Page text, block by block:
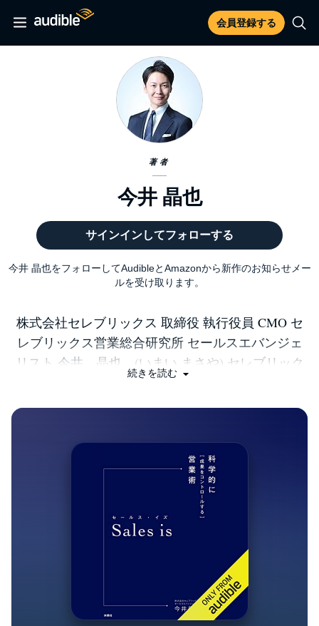
会員登録する
著者
今井 晶也
サインインしてフォローする
今井 晶也をフォローしてAudibleとAmazonから新作のお知らせメー
ルを受け取ります。
株式会社セレブリックス 取締役 執行役員 CMO セ
レブリックス営業総合研究所 セールスエバンジェ
リスト 今井 晶也 (いまい まさや) セレブリック
ス営業総合研究所の所長兼セールスエバンジェリス
果をコントロールする」営業術』、『お客様が教え
てくれた「されたい」営業』、『The Intelligent
Sales～AIを活用した最速・最良でクリエイティブな
営業プロセス～』などがあり、累計発行部数は10万
部を突破。現在は取締役 執行役員CMOとしてマー
ケティング戦略や新規事業開発を牽引。営業プラッ
トフォーム『YEALE』、『Japan Sales Collection』
の監修や、Everything DiSC®認定トレーナーとして
も幅広く活動している。
続きを読む